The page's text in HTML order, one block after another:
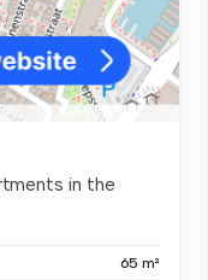
in the
65 m²